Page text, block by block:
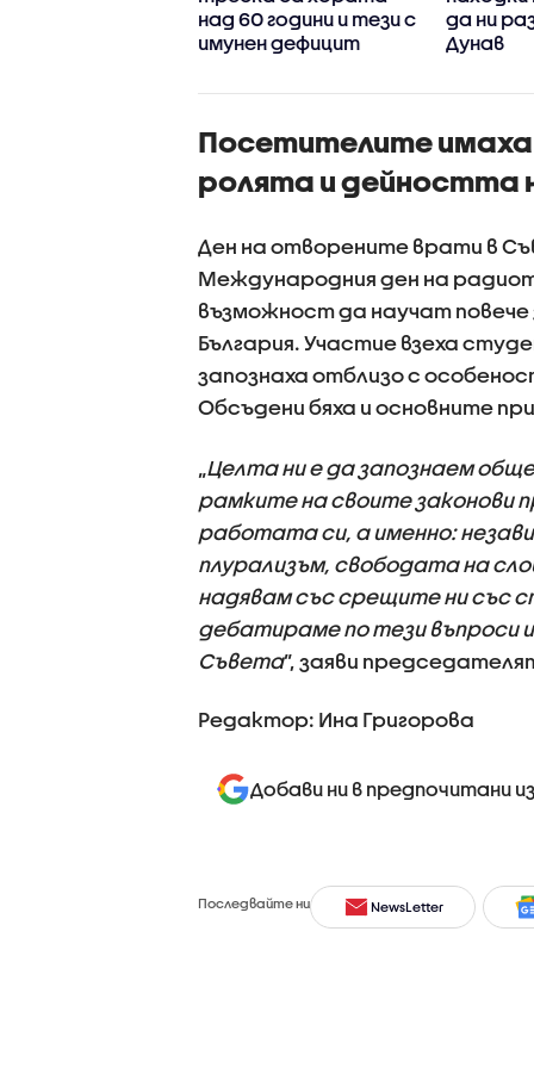
над 60 години и тези с
имунен дефицит
да ни
Дунав
Посетителите
ролята и дейността
Ден на отворените врати в
Международния ден на
възможност да научат
България. Участие взеха
запознаха отблизо с
Обсъдени бяха и основните
„Целта ни е да запознаем
рамките на своите законови
работата си, а именно:
плурализъм, свободата на
надявам със срещите ни със
дебатираме по тези въпроси
Съвета”, заяви
Редактор: Ина Григорова
Добави ни в предпочитани
Последвайте ни NewsLetter